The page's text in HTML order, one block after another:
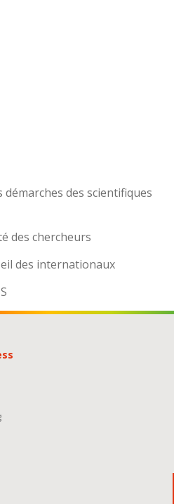
des scientifiques
des chercheurs
des internationaux